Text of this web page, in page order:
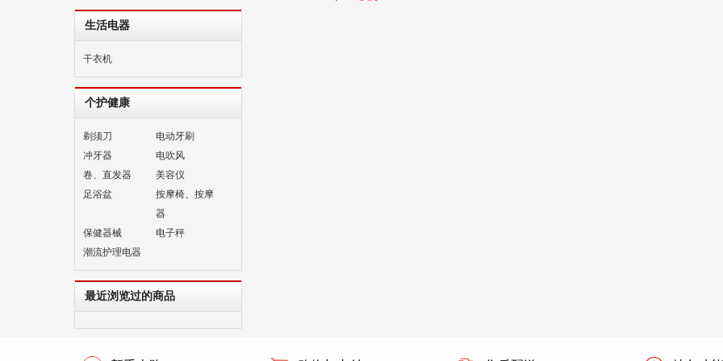
生活电器
干衣机
个护健康
剃须刀
电动牙刷
冲牙器
电吹风
卷、直发器
美容仪
足浴盆
按摩椅、按摩
器
保健器械
电子秤
潮流护理电器
最近浏览过的商品